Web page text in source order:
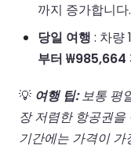
까지 증가합니다.
당일 여행 : 차량
부터 ₩985,664
💡 여행 팁:보통 평
장 저렴한 항공권
기간에는 가격이 가